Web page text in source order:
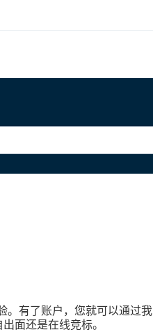
。有了账户，您就可以通过我
面还是在线竞标。